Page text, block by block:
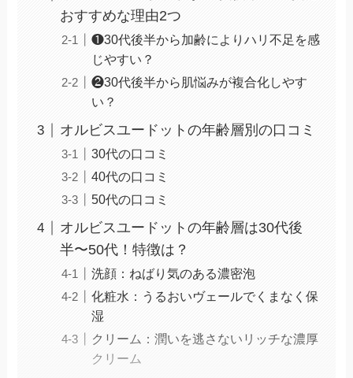
おすすめな理由2つ
❶30代後半から加齢によりハリ不足を感
じやすい？
❷30代後半から肌悩みが複合化しやす
い？
オルビスユードットの年齢層別の口コミ
30代の口コミ
40代の口コミ
50代の口コミ
オルビスユードットの年齢層は30代後
半〜50代！特徴は？
洗顔：ねばり気のある濃密泡
化粧水：うるおいヴェールでくまなく保
湿
クリーム：潤いを逃さないリッチな濃厚
クリーム